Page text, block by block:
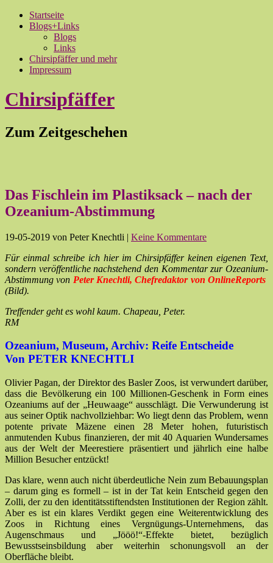
Startseite
Blogs+Links
Blogs
Links
Chirsipfäffer und mehr
Impressum
Chirsipfäffer
Zum Zeitgeschehen
Das Fischlein im Plastiksack – nach der
Ozeanium-Abstimmung
19-05-2019 von Peter Knechtli | Keine Kommentare
Für einmal schreibe ich hier im Chirsipfäffer keinen eigenen Text,
sondern veröffentliche nachstehend den Kommentar zur Ozeanium-
Abstimmung von Peter Knechtli, Chefredaktor von OnlineReports
(Bild).
Treffender geht es wohl kaum. Chapeau, Peter.
RM
Ozeanium, Museum, Archiv: Reife Entscheide
Von PETER KNECHTLI
Olivier Pagan, der Direktor des Basler Zoos, ist verwundert darüber,
dass die Bevölkerung ein 100 Millionen-Geschenk in Form eines
Ozeaniums auf der „Heuwaage“ ausschlägt. Die Verwunderung ist
aus seiner Optik nachvollziehbar: Wo liegt denn das Problem, wenn
potente private Mäzene einen 28 Meter hohen, futuristisch
anmutenden Kubus finanzieren, der mit 40 Aquarien Wundersames
aus der Welt der Meerestiere präsentiert und jährlich eine halbe
Million Besucher entzückt!
Das klare, wenn auch nicht überdeutliche Nein zum Bebauungsplan
– darum ging es formell – ist in der Tat kein Entscheid gegen den
Zolli, der zu den identitätsstiftendsten Institutionen der Region zählt.
Aber es ist ein klares Verdikt gegen eine Weiterentwicklung des
Zoos in Richtung eines Vergnügungs-Unternehmens, das
Augenschmaus und „Jööö!“-Effekte bietet, bezüglich
Bewusstseinsbildung aber weiterhin schonungsvoll an der
Oberfläche bleibt.